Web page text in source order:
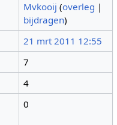
Mvkooij (overleg |
bijdragen)
21 mrt 2011 12:55
7
4
0